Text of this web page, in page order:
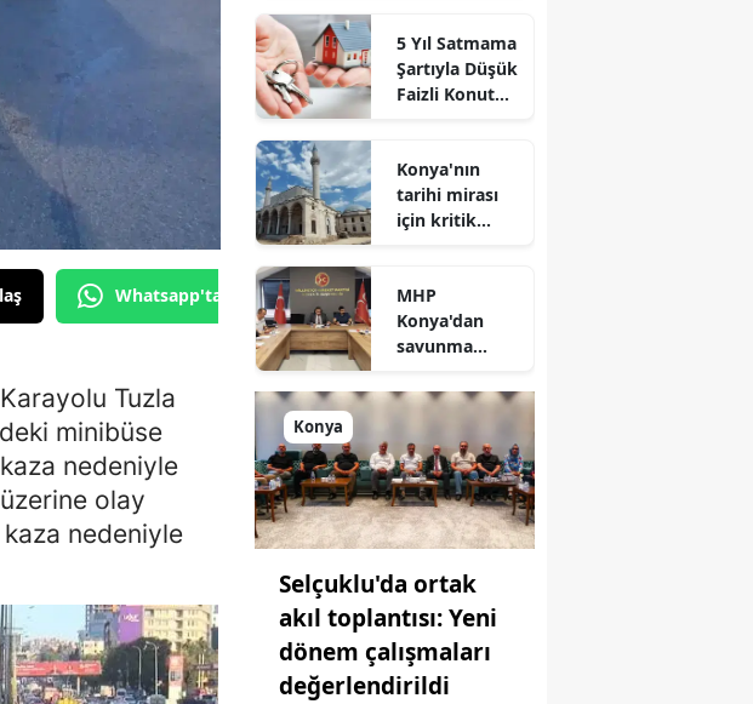
Whatsapp'tan Gönder
Tuzla
minibüse
nedeniyle
olay
nedeniyle
5 Yıl Satmama
Şartıyla Düşük
Faizli Konut
Konya'nın
tarihi mirası
için kritik
açıklandı
MHP
Konya'dan
savunma
yeni hamle: İlk
yapıldı!
Konya
Selçuklu'da ortak
akıl toplantısı: Yeni
dönem çalışmaları
değerlendirildi